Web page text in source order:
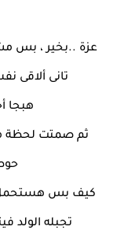
عزة ..بخير ، بس
تانى ألاقى
هبجا
ثم صمتت لحظة
كيف بس هستحمل
تجبله الولد